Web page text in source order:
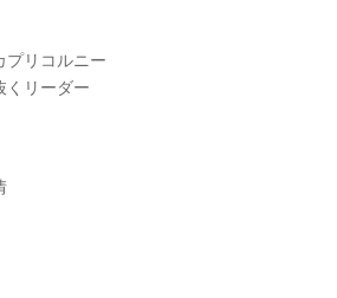
プリコルニー
くリーダー